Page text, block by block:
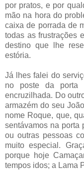
por pratos, e por
mão na hora do
caixa de porrada de
todas as frustrações
destino que lhe
estória.
Já lhes falei do
no poste da porta
encruzilhada. Do
armazém do seu
nome Roque, que,
sentávamos na porta
ou outras pessoas
muito especial.
porque hoje
tempos idos; a Lama